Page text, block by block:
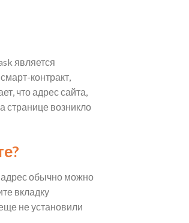
является
контракт,
что адрес сайта,
странице возникло
адрес обычно можно
вкладку
не установили